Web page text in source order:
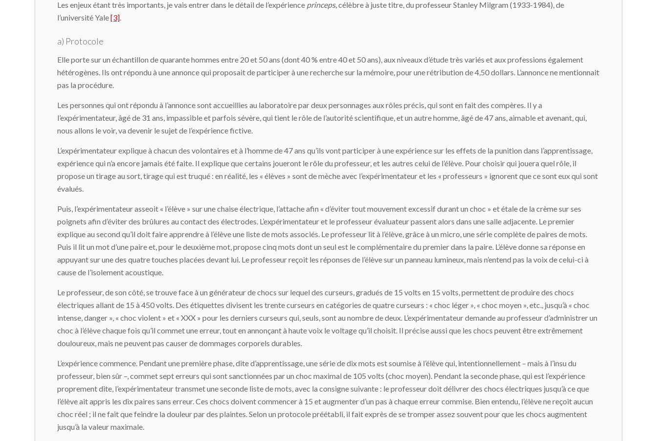
Les enjeux étant très importants, je vais entrer dans le détail de l’expérience princeps, célèbre à juste titre, du professeur Stanley Milgram (1933-1984), de
l’université Yale[3]
a) Protocole
Elle porte sur un échantillon de quarante hommes entre 20 et 50 ans (dont 40 % entre 40 et 50 ans), aux niveaux d’étude très variés et aux professions également
hétérogènes. Ils ont répondu à une annonce qui proposait de participer à une recherche sur la mémoire, pour une rétribution de 4,50 dollars. L’annonce ne mentionnait
pas la procédure.
Les personnes qui ont répondu à l’annonce sont accueillies au laboratoire par deux personnages aux rôles précis, qui sont en fait des compères. Il y a
l’expérimentateur, âgé de 31 ans, impassible et parfois sévère, qui tient le rôle de l’autorité scientifique, et un autre homme, âgé de 47 ans, aimable et avenant, qui,
nous allons le voir, va devenir le sujet de l’expérience fictive.
L’expérimentateur explique à chacun des volontaires et à l’homme de 47 ans qu’ils vont participer à une expérience sur les effets de la punition dans l’apprentissage,
expérience qui n’a encore jamais été faite. Il explique que certains joueront le rôle du professeur, et les autres celui de l’élève. Pour choisir qui jouera quel rôle, il
propose un tirage au sort, tirage qui est truqué : en réalité, les « élèves » sont de mèche avec l’expérimentateur et les « professeurs » ignorent que ce sont eux qui sont
évalués.
Puis, l’expérimentateur asseoit « l’élève » sur une chaise électrique, l’attache afin « d’éviter tout mouvement excessif durant un choc » et étale de la crème sur ses
poignets afin d’éviter des brûlures au contact des électrodes. L’expérimentateur et le professeur évaluateur passent alors dans une salle adjacente. Le premier
explique au second qu’il doit faire apprendre à l’élève une liste de mots associés. Le professeur lit à l’élève, grâce à un micro, une série complète de paires de mots.
Puis il lit un mot d’une paire et, pour le deuxième mot, propose cinq mots dont un seul est le complémentaire du premier dans la paire. L’élève donne sa réponse en
appuyant sur une des quatre touches placées devant lui. Le professeur reçoit les réponses de l’élève sur un panneau lumineux, mais n’entend pas la voix de celui-ci à
cause de l’isolement acoustique.
Le professeur, de son côté, se trouve face à un générateur de chocs sur lequel des curseurs, gradués de 15 volts en 15 volts, permettent de produire des chocs
électriques allant de 15 à 450 volts. Des étiquettes divisent les trente curseurs en catégories de quatre curseurs : « choc léger », « choc moyen », etc., jusqu’à « choc
intense, danger », « choc violent » et « XXX » pour les derniers curseurs qui, seuls, sont au nombre de deux. L’expérimentateur demande au professeur d’administrer un
choc à l’élève chaque fois qu’il commet une erreur, tout en annonçant à haute voix le voltage qu’il choisit. Il précise aussi que les chocs peuvent être extrêmement
douloureux, mais ne peuvent pas causer de dommages corporels durables.
L’expérience commence. Pendant une première phase, dite d’apprentissage, une série de dix mots est soumise à l’élève qui, intentionnellement – mais à l’insu du
professeur, bien sûr –, commet sept erreurs qui sont sanctionnées par un choc maximal de 105 volts (choc moyen). Pendant la seconde phase, qui est l’expérience
proprement dite, l’expérimentateur transmet une seconde liste de mots, avec la consigne suivante : le professeur doit délivrer des chocs électriques jusqu’à ce que
l’élève ait appris les dix paires sans erreur. Ces chocs doivent commencer à 15 et augmenter d’un pas à chaque erreur commise. Bien entendu, l’élève ne reçoit aucun
choc réel ; il ne fait que feindre la douleur par des plaintes. Selon un protocole préétabli, il fait exprès de se tromper assez souvent pour que les chocs augmentent
jusqu’à la valeur maximale.